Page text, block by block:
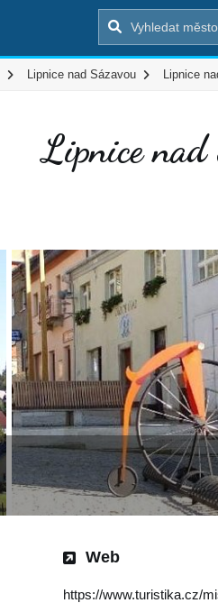
Lipnice nad Sázavou Lipnice
Lipnice nad
Web
https://www.turistika.cz/